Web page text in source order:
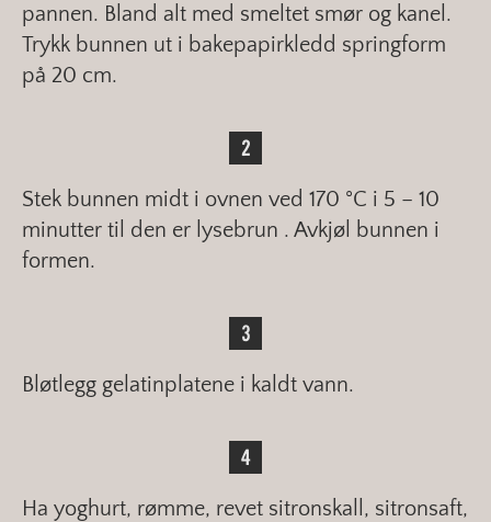
pannen. Bland alt med smeltet smør og kanel.
Trykk bunnen ut i bakepapirkledd springform
på 20 cm.
Stek bunnen midt i ovnen ved 170 °C i 5 – 10
minutter til den er lysebrun . Avkjøl bunnen i
formen.
Bløtlegg gelatinplatene i kaldt vann.
Ha yoghurt, rømme, revet sitronskall, sitronsaft,